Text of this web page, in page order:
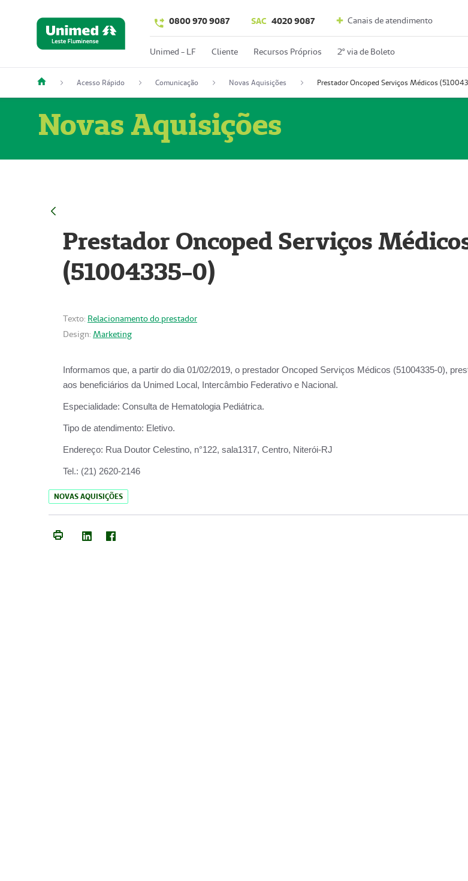
0800 970 9087 SAC 4020 9087 Canais de atendimento
Unimed - LF Cliente Recursos Próprios 2º via de Boleto
Acesso Rápido Comunicação Novas Aquisições
Novas Aquisições
Prestador Oncoped Serviços
(51004335-0)
Texto: Relacionamento do prestador
Design: Marketing
Informamos que, a partir do dia 01/02/2019, o prestador Oncoped Serviços Médicos (51004335-0),
aos beneficiários da Unimed Local, Intercâmbio Federativo e Nacional.
Especialidade: Consulta de Hematologia Pediátrica.
Tipo de atendimento: Eletivo.
Endereço: Rua Doutor Celestino, n°122, sala1317, Centro, Niterói-RJ
Tel.: (21) 2620-2146
NOVAS AQUISIÇÕES